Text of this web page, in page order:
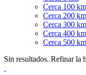
Cerca 100 km
Cerca 200 km
Cerca 300 km
Cerca 400 km
Cerca 500 km
Sin resultados. Refinar la